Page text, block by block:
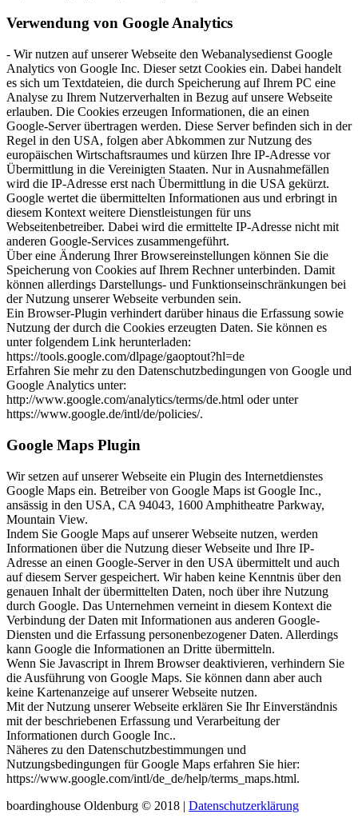
Verwendung von Google Analytics
- Wir nutzen auf unserer Webseite den Webanalysedienst Google
Analytics von Google Inc. Dieser setzt Cookies ein. Dabei handelt
es sich um Textdateien, die durch Speicherung auf Ihrem PC eine
Analyse zu Ihrem Nutzerverhalten in Bezug auf unsere Webseite
erlauben. Die Cookies erzeugen Informationen, die an einen
Google-Server übertragen werden. Diese Server befinden sich in der
Regel in den USA, folgen aber Abkommen zur Nutzung des
europäischen Wirtschaftsraumes und kürzen Ihre IP-Adresse vor
Übermittlung in die Vereinigten Staaten. Nur in Ausnahmefällen
wird die IP-Adresse erst nach Übermittlung in die USA gekürzt.
Google wertet die übermittelten Informationen aus und erbringt in
diesem Kontext weitere Dienstleistungen für uns
Webseitenbetreiber. Dabei wird die ermittelte IP-Adresse nicht mit
anderen Google-Services zusammengeführt.
Über eine Änderung Ihrer Browsereinstellungen können Sie die
Speicherung von Cookies auf Ihrem Rechner unterbinden. Damit
können allerdings Darstellungs- und Funktionseinschränkungen bei
der Nutzung unserer Webseite verbunden sein.
Ein Browser-Plugin verhindert darüber hinaus die Erfassung sowie
Nutzung der durch die Cookies erzeugten Daten. Sie können es
unter folgendem Link herunterladen:
https://tools.google.com/dlpage/gaoptout?hl=de
Erfahren Sie mehr zu den Datenschutzbedingungen von Google und
Google Analytics unter:
http://www.google.com/analytics/terms/de.html oder unter
https://www.google.de/intl/de/policies/.
Google Maps Plugin
Wir setzen auf unserer Webseite ein Plugin des Internetdienstes
Google Maps ein. Betreiber von Google Maps ist Google Inc.,
ansässig in den USA, CA 94043, 1600 Amphitheatre Parkway,
Mountain View.
Indem Sie Google Maps auf unserer Webseite nutzen, werden
Informationen über die Nutzung dieser Webseite und Ihre IP-
Adresse an einen Google-Server in den USA übermittelt und auch
auf diesem Server gespeichert. Wir haben keine Kenntnis über den
genauen Inhalt der übermittelten Daten, noch über ihre Nutzung
durch Google. Das Unternehmen verneint in diesem Kontext die
Verbindung der Daten mit Informationen aus anderen Google-
Diensten und die Erfassung personenbezogener Daten. Allerdings
kann Google die Informationen an Dritte übermitteln.
Wenn Sie Javascript in Ihrem Browser deaktivieren, verhindern Sie
die Ausführung von Google Maps. Sie können dann aber auch
keine Kartenanzeige auf unserer Webseite nutzen.
Mit der Nutzung unserer Webseite erklären Sie Ihr Einverständnis
mit der beschriebenen Erfassung und Verarbeitung der
Informationen durch Google Inc..
Näheres zu den Datenschutzbestimmungen und
Nutzungsbedingungen für Google Maps erfahren Sie hier:
https://www.google.com/intl/de_de/help/terms_maps.html.
boardinghouse Oldenburg © 2018 | Datenschutzerklärung